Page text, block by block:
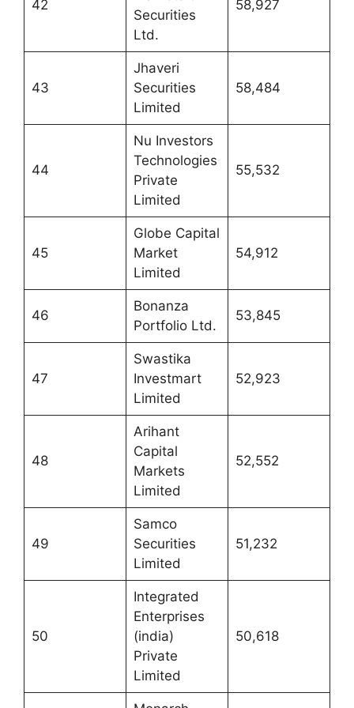
42
Securities
Ltd.
58,927
43
Jhaveri
Securities
Limited
58,484
44
Nu Investors
Technologies
Private
Limited
55,532
45
Globe Capital
Market
Limited
54,912
46
Bonanza
Portfolio Ltd.
53,845
47
Swastika
Investmart
Limited
52,923
48
Arihant
Capital
Markets
Limited
52,552
49
Samco
Securities
Limited
51,232
50
Integrated
Enterprises
(india)
Private
Limited
50,618